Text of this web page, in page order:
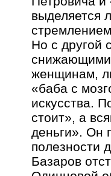
выделяется
Но с другой
снижающими
женщинам,
«баба с
искусства.
стоит», а
деньги». Он
полезности
Базаров